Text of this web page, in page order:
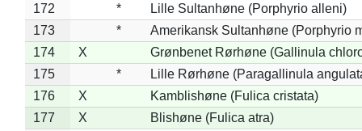
172
*
Lille Sultanhøne (Porphyrio alleni)
173
*
Amerikansk Sultanhøne (Porphyrio
174
X
Grønbenet Rørhøne (Gallinula
175
*
Lille Rørhøne (Paragallinula
176
X
Kamblishøne (Fulica cristata)
177
X
Blishøne (Fulica atra)